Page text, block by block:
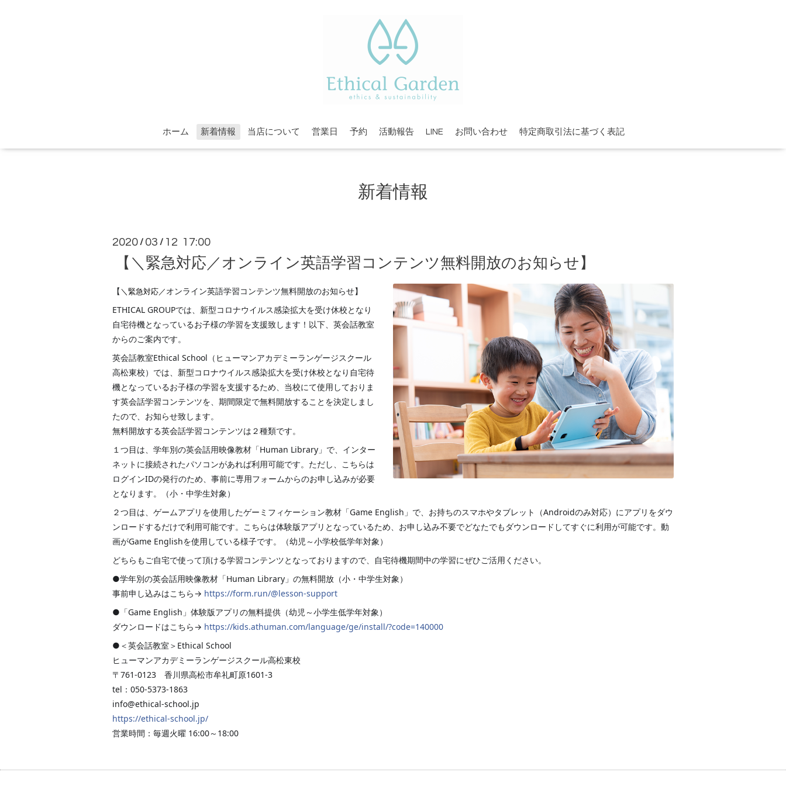
ホーム 新着情報 当店について 営業日 予約 活動報告 LINE お問い合わせ 特定商取引法に基づく表記
新着情報
2020 / 03 / 12 17:00
【＼緊急対応／オンライン英語学習コンテンツ無料開放のお知らせ】
【 ＼緊急対応／ オンライン英語学習コンテンツ無料開放のお知らせ】
ETHICAL GROUPでは、新型コロナウイルス感染拡大を受け休校となり
自宅待機となっているお子様の学習を支援致します！以下、英会話教室
からのご案内です。
英会話教室Ethical School（ヒューマンアカデミーランゲージスクール
高松東校）では、新型コロナウイルス感染拡大を受け休校となり自宅待
機となっているお子様の学習を支援するため、当校にて使用しておりま
す英会話学習コンテンツを、期間限定で無料開放することを決定しまし
たので、お知らせ致します。
無料開放する英会話学習コンテンツは２種類です。
１つ目は、学年別の英会話用映像教材「Human Library」で、インター
ネットに接続されたパソコンがあれば利用可能です。ただし、こちらは
ログインIDの発行のため、事前に専用フォームからのお申し込みが必要
となります。（小・中学生対象）
２つ目は、ゲームアプリを使用したゲーミフィケーション教材「Game English」で、お持ちのスマホやタブレット（Androidのみ対応）にアプリをダウ
ンロードするだけで利用可能です。こちらは体験版アプリとなっているため、お申し込み不要でどなたでもダウンロードしてすぐに利用が可能です。動
画がGame Englishを使用している様子です。（幼児～小学校低学年対象）
どちらもご自宅で使って頂ける学習コンテンツとなっておりますので、自宅待機期間中の学習にぜひご活用ください。
●学年別の英会話用映像教材「Human Library」の無料開放（小・中学生対象）
事前申し込みはこちら→ https://form.run/@lesson-support
●「Game English」体験版アプリの無料提供（幼児～小学生低学年対象）
ダウンロードはこちら→ https://kids.athuman.com/language/ge/install/?code=140000
●＜英会話教室＞Ethical School
ヒューマンアカデミーランゲージスクール高松東校
〒761-0123 香川県高松市牟礼町原1601-3
tel：050-5373-1863
info@ethical-school.jp
https://ethical-school.jp/
営業時間：毎週火曜 16:00～18:00